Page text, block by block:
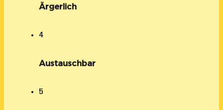
Ärgerlich
4
Austauschbar
5